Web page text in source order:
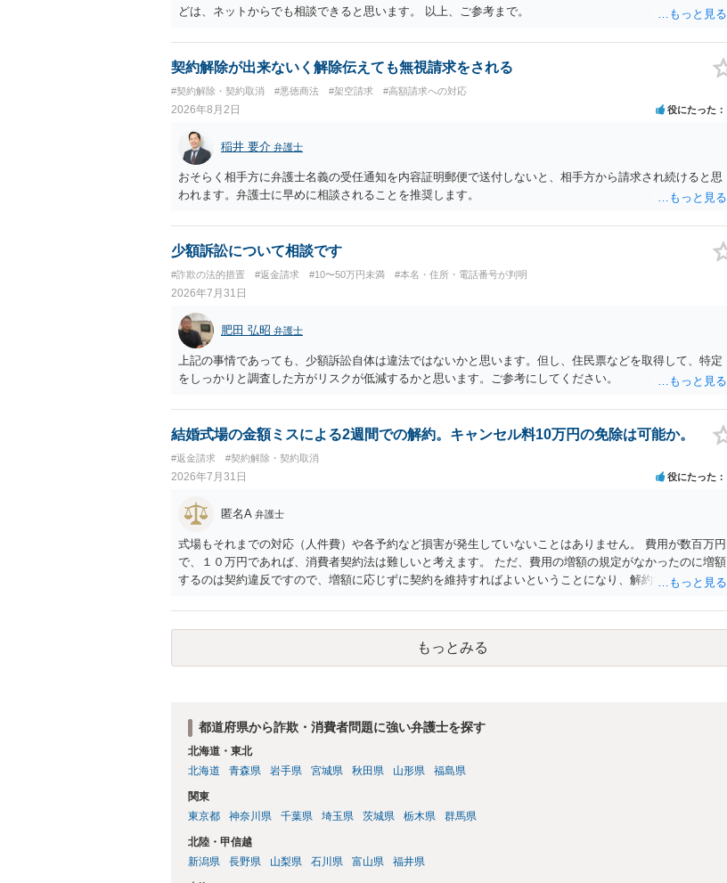
どは、ネットからでも相談できると思います。 以上、ご参考まで。
契約解除が出来ないく解除伝えても無視請求をされる
#契約解除・契約取消 #悪徳商法 #架空請求 #高額請求への対応
2026年8月2日 役にたった
稲井 要介 弁護士
おそらく相手方に弁護士名義の受任通知を内容証明郵便で送付しないと、相手方から請求され続けると思
われます。弁護士に早めに相談されることを推奨します。
少額訴訟について相談です
#詐欺の法的措置 #返金請求 #10〜50万円未満 #本名・住所・電話番号が判明
2026年7月31日
肥田 弘昭 弁護士
上記の事情であっても、少額訴訟自体は違法ではないかと思います。但し、住民票などを取得して、特定
をしっかりと調査した方がリスクが低減するかと思います。ご参考にしてください。
結婚式場の金額ミスによる2週間での解約。キャンセル料10万円の免除は可能か。
#返金請求 #契約解除・契約取消
2026年7月31日 役にたった
匿名A 弁護士
式場もそれまでの対応（人件費）や各予約など損害が発生していないことはありません。 費用が数百万円
で、１０万円であれば、消費者契約法は難しいと考えます。 ただ、費用の増額の規定がなかったのに増額
するのは契約違反ですので、増額に応じずに契約を維持すればよいということになり、解約するのは理由
もっとみる
都道府県から詐欺・消費者問題に強い弁護士を探す
北海道・東北
北海道
青森県 岩手県 宮城県 秋田県 山形県 福島県
関東
東京都
神奈川県 千葉県 埼玉県 茨城県 栃木県 群馬県
北陸・甲信越
新潟県
長野県 山梨県 石川県 富山県 福井県